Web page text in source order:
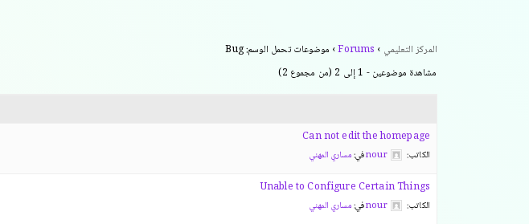
المركز التعليمي ›
Forums
› موضوعات تحمل الوسم: Bug
مشاهدة موضوعين - 1 إلى 2 (من مجموع 2)
Can not edit the homepage
الكاتب: nourفي:مساري المهني
Unable to Configure Certain Things
الكاتب: nourفي:مساري المهني